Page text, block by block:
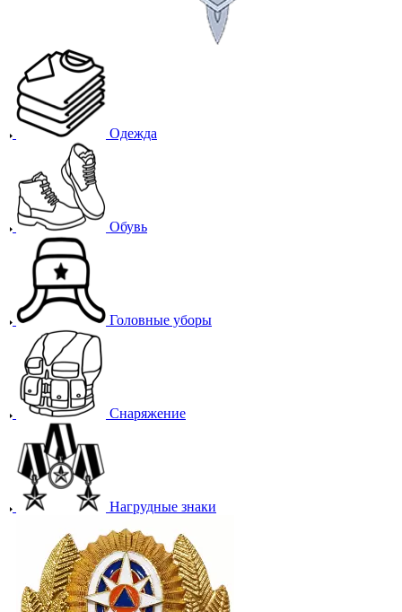
Одежда
Обувь
Головные уборы
Снаряжение
Нагрудные знаки